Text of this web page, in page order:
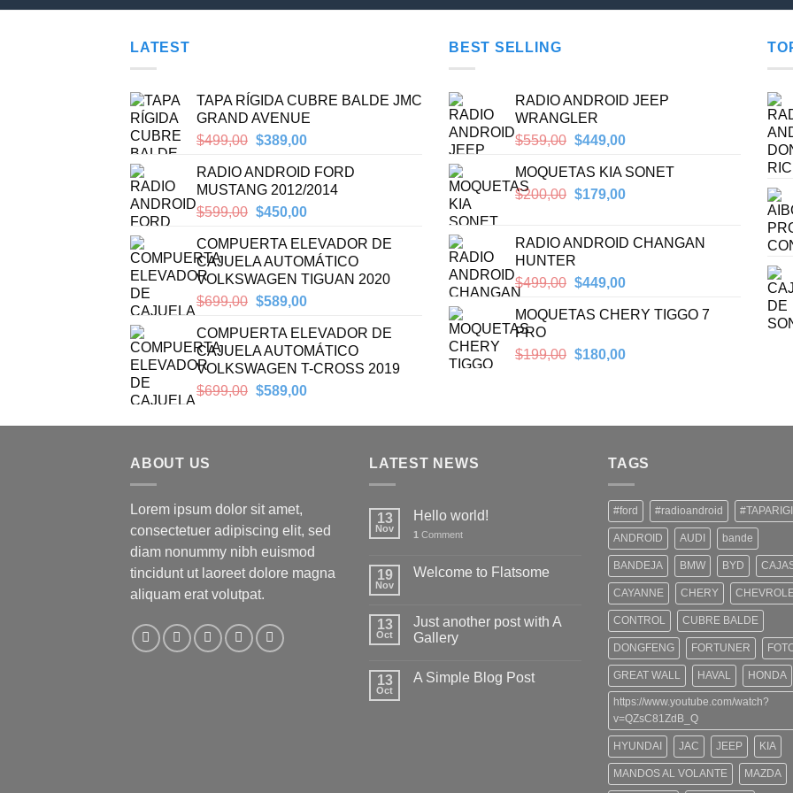
LATEST
TAPA RÍGIDA CUBRE BALDE JMC
GRAND AVENUE
$499,00 Original
was:
$499,00.
$389,00Current
is:
$389,00.
RADIO ANDROID FORD
MUSTANG 2012/2014
$599,00 Original
was:
$599,00.
$450,00Current
is:
$450,00.
COMPUERTA ELEVADOR DE
CAJUELA AUTOMÁTICO
VOLKSWAGEN TIGUAN 2020
$699,00 Original
was:
$699,00.
$589,00Current
is:
$589,00.
COMPUERTA ELEVADOR DE
CAJUELA AUTOMÁTICO
VOLKSWAGEN T-CROSS 2019
$699,00 Original
was:
$589,00Current
is:
BEST SELLING
RADIO ANDROID JEEP
WRANGLER
$559,00 Original
was:
$559,00.
$449,00Current
is:
$449,00.
MOQUETAS KIA SONET
$200,00 Original
$200,00.
$179,00Current
$179,00.
RADIO ANDROID CHANGAN
HUNTER
$499,00 Original
was:
$449,00Current
is:
MOQUETAS CHERY TIGGO 7
PRO
$199,00 Original
$180,00Current
ABOUT US
Lorem ipsum dolor sit amet,
consectetuer adipiscing elit, sed
diam nonummy nibh euismod
tincidunt ut laoreet dolore magna
aliquam erat volutpat.
LATEST NEWS
13
Nov
Hello world!
1 Comment
19
Nov
Welcome to Flatsome
13
Oct
Just another post with A
Gallery
13
Oct
A Simple Blog Post
TAGS
#ford #radioandroid
ANDROID AUDI bande
BANDEJA BMW BYD
CAYANNE CHERY
CONTROL CUBRE BALDE
DONGFENG FORTUNER
GREAT WALL HAVAL HONDA
https://www.youtube.com/watch?
v=QZsC81ZdB_Q
HYUNDAI JAC JEEP KIA
MANDOS AL VOLANTE MAZDA